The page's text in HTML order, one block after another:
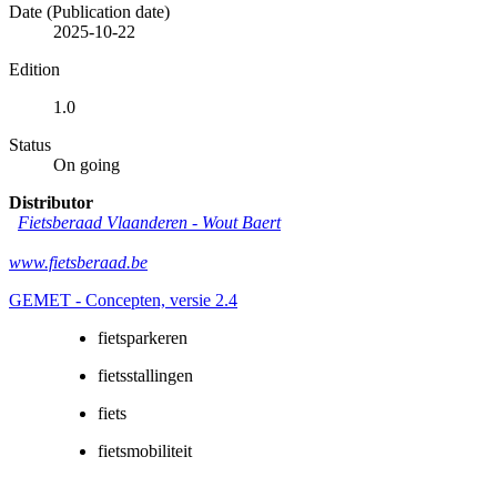
Date (Publication date)
2025-10-22
Edition
1.0
Status
On going
Distributor
Fietsberaad Vlaanderen - Wout Baert
www.fietsberaad.be
GEMET - Concepten, versie 2.4
fietsparkeren
fietsstallingen
fiets
fietsmobiliteit